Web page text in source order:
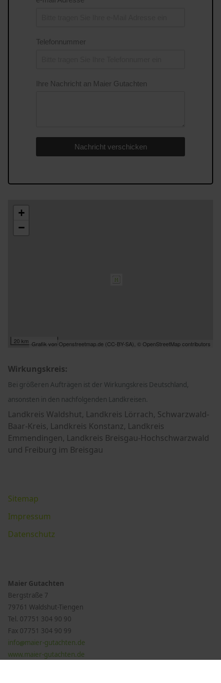
Telefonnummer
Ihre Nachricht an Maier Gutachten
Nachricht verschicken
+
−
20 km Grafik von Openstreetmap.de(CC-BY-SA), © OpenStreetMap contributors
Wirkungskreis:
Bei größeren Aufträgen ist der Wirkungskreis Deutschland,
ansonsten in den nachfolgenden Landkreisen.
Landkreis Waldshut, Landkreis Lörrach, Schwarzwald-
Baar-Kreis, Landkreis Konstanz, Landkreis
Emmendingen, Landkreis Breisgau-Hochschwarzwald
und Freiburg im Breisgau
Sitemap
Impressum
Datenschutz
Maier Gutachten
Bergstraße 7
79761 Waldshut-Tiengen
Tel. 07751 304 90 90
Fax 07751 304 90 99
info maier-gutachten.de
www.maier-gutachten.de